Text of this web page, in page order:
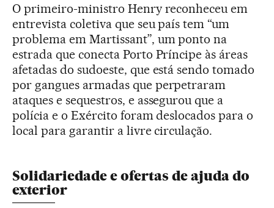
O primeiro-ministro Henry reconheceu em
entrevista coletiva que seu país tem “um
problema em Martissant”, um ponto na
estrada que conecta Porto Príncipe às áreas
afetadas do sudoeste, que está sendo tomado
por gangues armadas que perpetraram
ataques e sequestros, e assegurou que a
polícia e o Exército foram deslocados para o
local para garantir a livre circulação.
Solidariedade e ofertas de ajuda do
exterior